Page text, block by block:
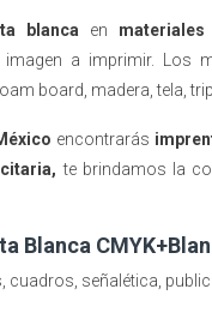
blanca en
a imprimir. Los
board, madera, tela,
encontrarás
te brindamos la
Blanca
cuadros, señalética,